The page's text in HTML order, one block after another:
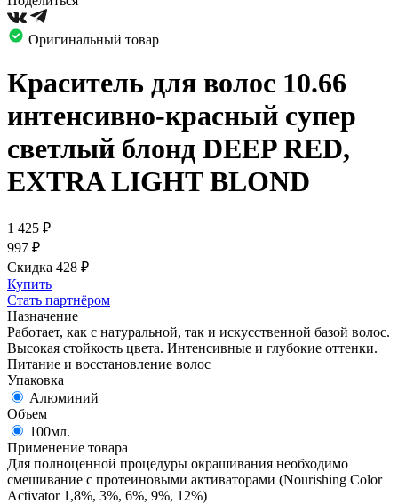
Оригинальный товар
Краситель для волос 10.66
интенсивно-красный супер
светлый блонд DEEP RED,
EXTRA LIGHT BLOND
1 425 ₽
997 ₽
Скидка 428 ₽
Купить
Стать партнёром
Назначение
Работает, как с натуральной, так и искусственной базой волос.
Высокая стойкость цвета. Интенсивные и глубокие оттенки.
Питание и восстановление волос
Упаковка
Алюминий
Объем
100мл.
Применение товара
Для полноценной процедуры окрашивания необходимо
смешивание с протеиновыми активаторами (Nourishing Color
Activator 1,8%, 3%, 6%, 9%, 12%)